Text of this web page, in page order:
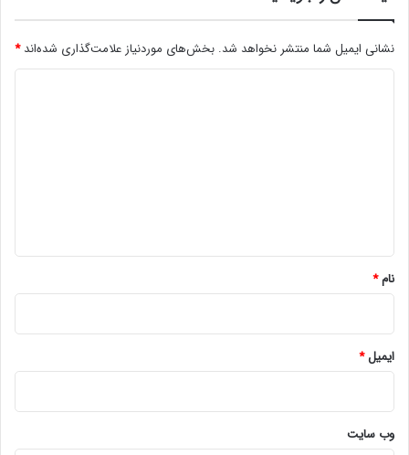
نشانی ایمیل شما منتشر نخواهد شد. بخش‌های موردنیاز علامت‌گذاری شده‌اند*
نام*
ایمیل*
وب‌ سایت